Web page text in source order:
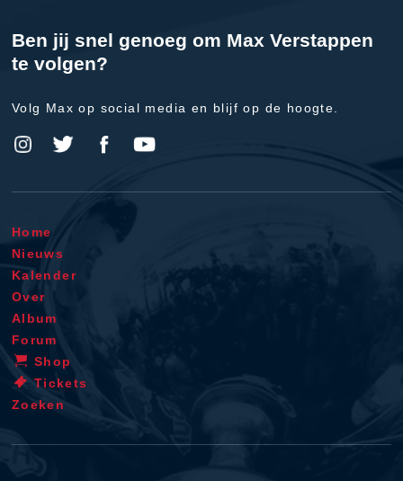
Ben jij snel genoeg om Max Verstappen
te volgen?
Volg Max op social media en blijf op de hoogte.
Home
Nieuws
Kalender
Over
Album
Forum
Shop
Tickets
Zoeken